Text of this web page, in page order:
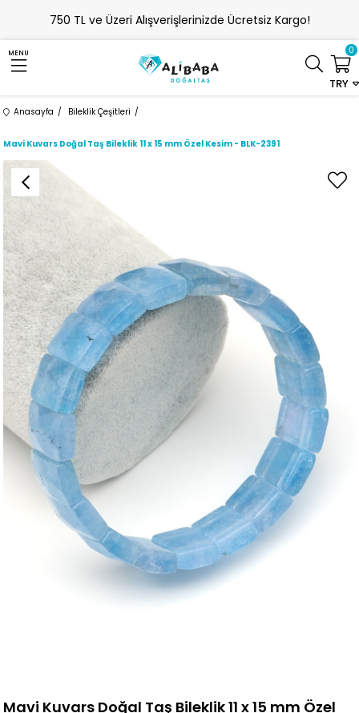
750 TL ve Üzeri Alışverişlerinizde Ücretsiz Kargo!
MENU
TRY
0
Anasayfa Bileklik Çeşitleri
Mavi Kuvars Doğal Taş Bileklik 11 x 15 mm Özel Kesim - BLK-2391
Mavi Kuvars Doğal Taş Bileklik 11 x 15 mm Özel